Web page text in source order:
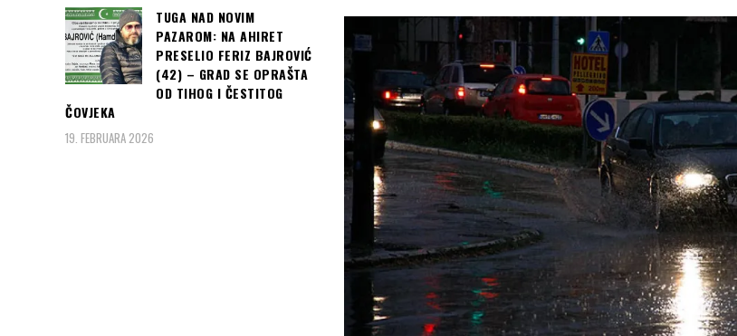
TUGA NAD NOVIM
PAZAROM: NA AHIRET
PRESELIO FERIZ BAJROVIĆ
(42) – GRAD SE OPRAŠTA
OD TIHOG I ČESTITOG
ČOVJEKA
19. FEBRUARA 2026